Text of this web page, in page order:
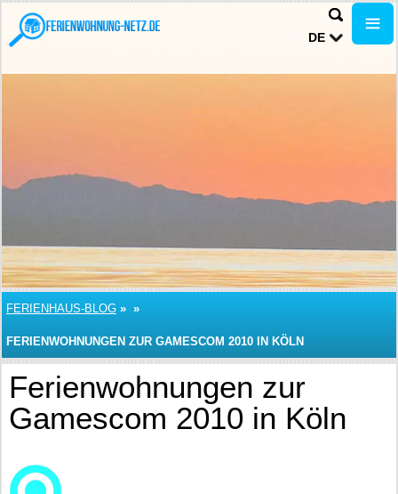
DE
FERIENHAUS-BLOG » »
FERIENWOHNUNGEN ZUR GAMESCOM 2010 IN KÖLN
Ferienwohnungen zur
Gamescom 2010 in Köln